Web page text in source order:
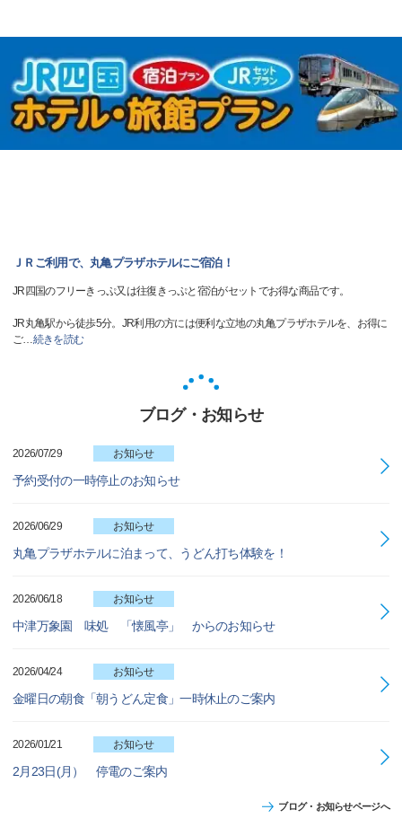
ＪＲご利用で、丸亀プラザホテルにご宿泊！
JR四国のフリーきっぷ又は往復きっぷと宿泊がセットでお得な商品です。
JR丸亀駅から徒歩5分。JR利用の方には便利な立地の丸亀プラザホテルを、お得に
ご…続きを読む
ブログ・お知らせ
2026/07/29 お知らせ
予約受付の一時停止のお知らせ
2026/06/29 お知らせ
丸亀プラザホテルに泊まって、うどん打ち体験を！
2026/06/18 お知らせ
中津万象園 味処 「懐風亭」 からのお知らせ
2026/04/24 お知らせ
金曜日の朝食「朝うどん定食」一時休止のご案内
2026/01/21 お知らせ
2月23日(月） 停電のご案内
ブログ・お知らせページへ